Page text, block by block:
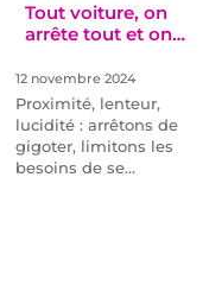
Tout voiture, on
arrête tout et on…
12 novembre 2024
Proximité, lenteur,
lucidité : arrêtons de
gigoter, limitons les
besoins de se…